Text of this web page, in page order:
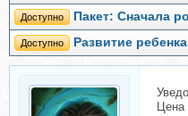
Доступно Пакет: Сначала
Доступно Развитие
Цена